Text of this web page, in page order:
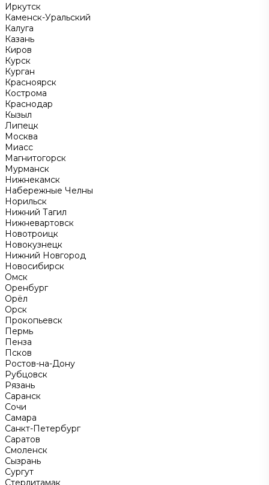
Иркутск
Каменск-Уральский
Калуга
Казань
Киров
Курск
Курган
Красноярск
Кострома
Краснодар
Кызыл
Липецк
Москва
Миасс
Магнитогорск
Мурманск
Нижнекамск
Набережные Челны
Норильск
Нижний Тагил
Нижневартовск
Новотроицк
Новокузнецк
Нижний Новгород
Новосибирск
Омск
Оренбург
Орёл
Орск
Прокопьевск
Пермь
Пенза
Псков
Ростов-на-Дону
Рубцовск
Рязань
Саранск
Сочи
Самара
Санкт-Петербург
Саратов
Смоленск
Сызрань
Сургут
Стерлитамак